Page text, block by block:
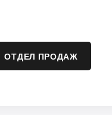
ОТДЕЛ ПРОДАЖ